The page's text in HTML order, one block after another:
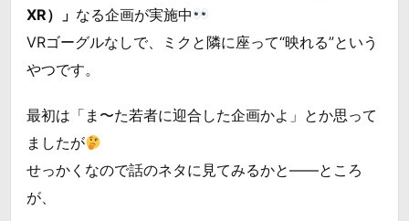
XR）」 なる企画が実施中
VRゴーグルなしで、ミクと隣に座って“映れる”という
やつです。
最初は「ま〜た若者に迎合した企画かよ」とか思って
ましたが
せっかくなので話のネタに見てみるかと――ところ
が、